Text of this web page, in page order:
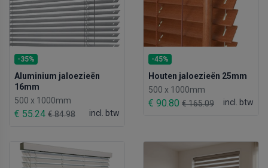
-35%
Aluminium jaloezieën
16mm
500 x 1000mm
€ 55.24 € 84.98 incl. btw
-45%
Houten jaloezieën 25mm
500 x 1000mm
€ 90.80 € 165.09 incl. btw